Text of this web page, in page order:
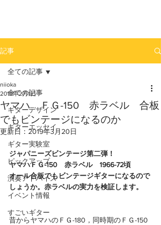
記事
全ての記事
ギターデザイン
ギターエッセイ
ギター実験室
ピックアップ
演奏アドバイス
イベント情報
すごいギター
全ての記事
ヤマハ ＦＧ-150 赤ラベル 合板
でもビンテージになるのか
niioka
2010年2月1日
更新日： 2019年3月20日
ジャパニーズビンテージ第二弾！
ヤマハＦＧ-150　赤ラベル　1966-72頃
オール合板でもビンテージギターになるので
しょうか。赤ラベルの実力を検証します。
昔からヤマハのＦＧ-180，同時期のＦＧ-150